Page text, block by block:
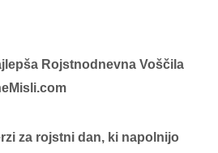
Rojstnodnevna Voščila
za rojstni dan, ki napolnijo